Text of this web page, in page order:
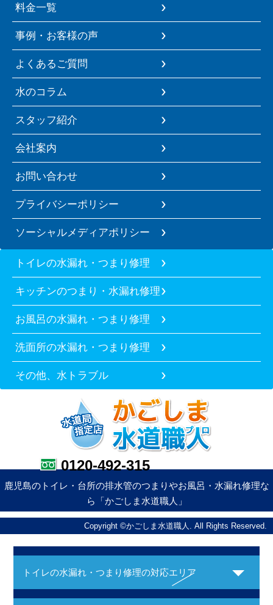
料金一覧
事例・お客様の声
よくあるご質問
水のコラム
スタッフ紹介
会社案内
お問い合わせ
プライバシーポリシー
ソーシャルメディアポリシー
トイレの水漏れ・つまり修理
キッチンのつまり・水漏れ修理
お風呂の水漏れ・つまり修理
洗面所の水漏れ・つまり修理
その他、水トラブル
0120-492-315
鹿児島のトイレ・台所の排水管のつまりやお風呂・水漏れ修理な
ら「かごしま水道職人」
Copyright ©かごしま水道職人. All Rights Reserved.
トイレの水漏れ・つまり修理の対応エリア